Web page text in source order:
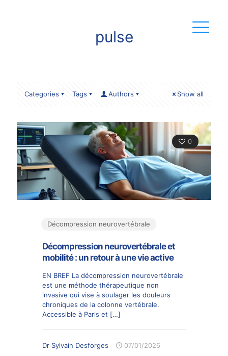
pulse
Categories Tags Authors Show all
0
Décompression neurovertébrale
Décompression neurovertébrale et
mobilité : un retour à une vie active
EN BREF La décompression neurovertébrale
est une méthode thérapeutique non
invasive qui vise à soulager les douleurs
chroniques de la colonne vertébrale.
Accessible à Paris et […]
Dr Sylvain Desforges 07/01/2026